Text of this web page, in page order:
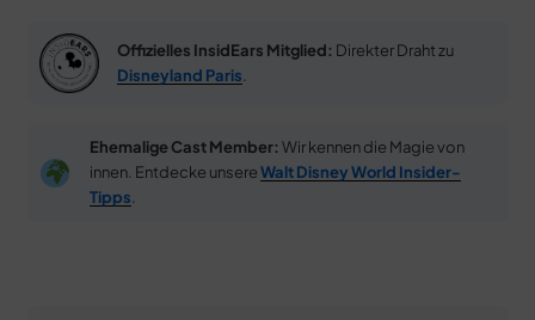
Offizielles InsidEars Mitglied: Direkter Draht zu
Disneyland Paris
Ehemalige Cast Member: Wir kennen die Magie von
innen. Entdecke unsereWalt Disney World Insider-
Tipps